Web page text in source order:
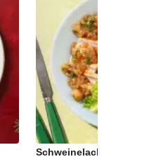
Schweinelachssteak in